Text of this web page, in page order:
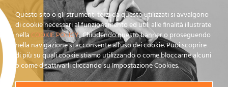
Questo sito o gli strumenti terzi da questo utilizzati si avvalgono
di cookie necessari al funzionamento ed utili alle finalità illustrate
nella COOKIE POLICY. Chiudendo questo banner o proseguendo
nella navigazione si acconsente all'uso dei cookie. Puoi scoprire
di più su quali cookie stiamo utilizzando o come bloccarne alcuni
o come disattivarli cliccando su Impostazione Cookies.